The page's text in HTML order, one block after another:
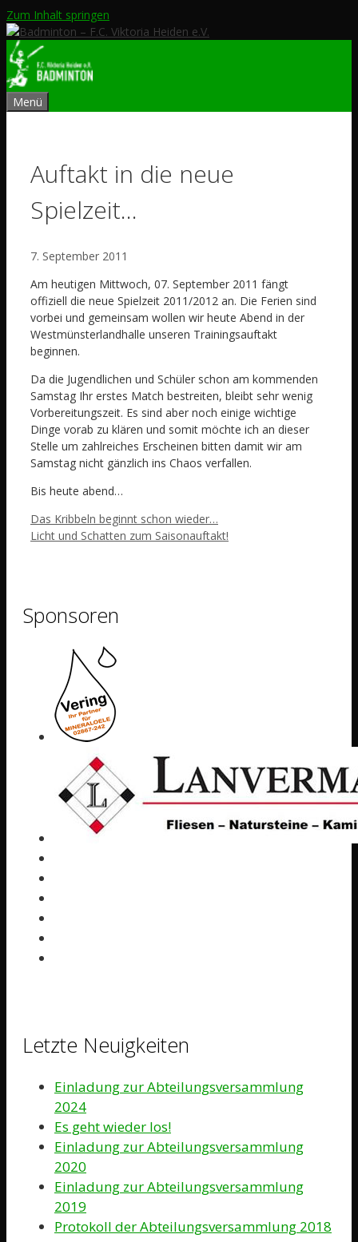
Zum Inhalt springen
Menü
Auftakt in die neue
Spielzeit…
7. September 2011
Am heutigen Mittwoch, 07. September 2011 fängt
offiziell die neue Spielzeit 2011/2012 an. Die Ferien sind
vorbei und gemeinsam wollen wir heute Abend in der
Westmünsterlandhalle unseren Trainingsauftakt
beginnen.
Da die Jugendlichen und Schüler schon am kommenden
Samstag Ihr erstes Match bestreiten, bleibt sehr wenig
Vorbereitungszeit. Es sind aber noch einige wichtige
Dinge vorab zu klären und somit möchte ich an dieser
Stelle um zahlreiches Erscheinen bitten damit wir am
Samstag nicht gänzlich ins Chaos verfallen.
Bis heute abend…
Das Kribbeln beginnt schon wieder…
Licht und Schatten zum Saisonauftakt!
Sponsoren
Letzte Neuigkeiten
Einladung zur Abteilungsversammlung
2024
Es geht wieder los!
Einladung zur Abteilungsversammlung
2020
Einladung zur Abteilungsversammlung
2019
Protokoll der Abteilungsversammlung 2018